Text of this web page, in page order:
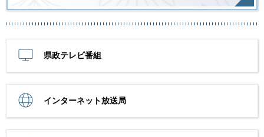
県政テレビ番組
インターネット放送局